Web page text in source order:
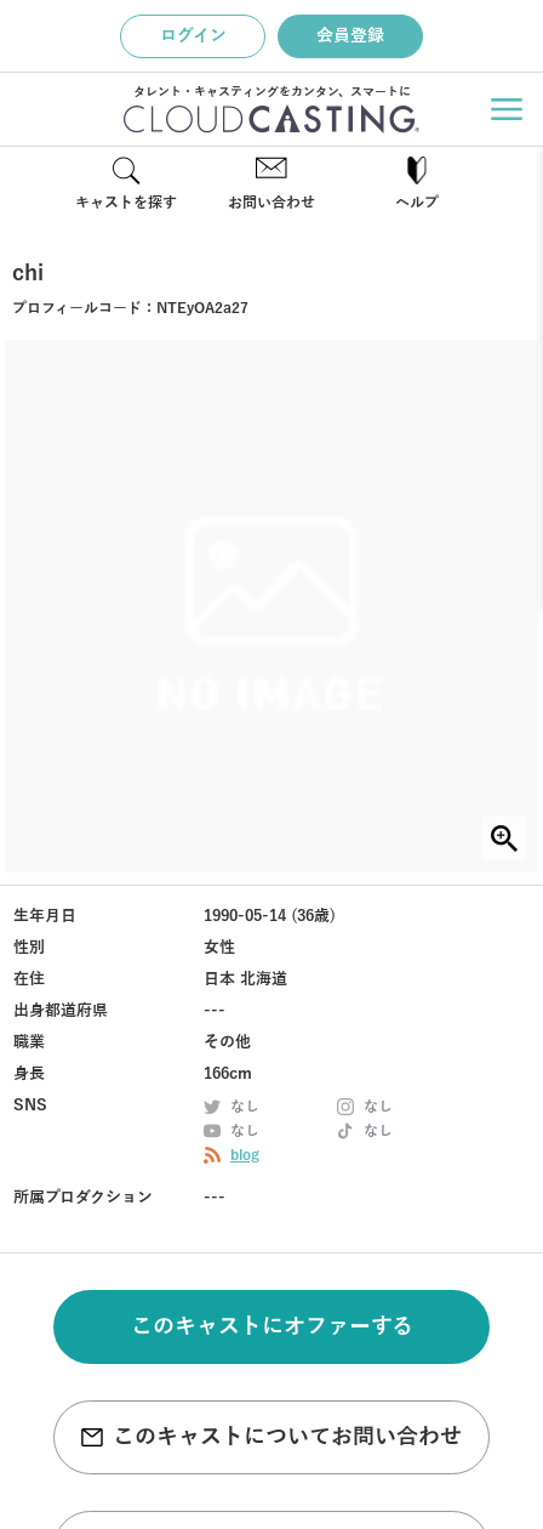
ログイン 会員登録
タレント・キャスティングをカンタン、スマートに
キャストを探す お問い合わせ ヘルプ
chi
プロフィールコード： NTEyOA2a27
生年月日
1990-05-14 (36歳)
性別
女性
在住
日本 北海道
出身都道府県
---
職業
その他
身長
166cm
SNS
なし
なし
なし
なし
blog
所属プロダクション ---
このキャストにオファーする
このキャストについてお問い合わせ